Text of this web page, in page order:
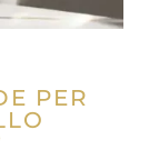
PER